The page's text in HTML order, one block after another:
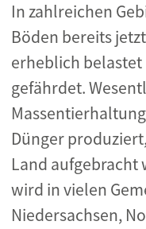
In zahlreichen
Böden bereits
erheblich belastet
gefährdet.
Dünger
Land aufgebracht
wird in vielen
Niedersachsen,